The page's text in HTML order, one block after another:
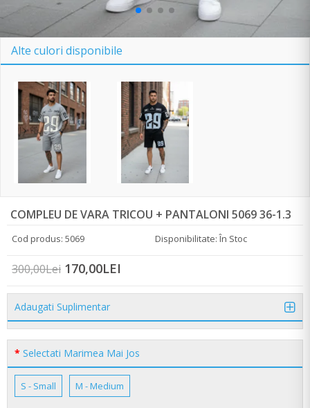
Alte culori disponibile
COMPLEU DE VARA TRICOU + PANTALONI 5069 36-1.3
Cod produs: 5069 Disponibilitate: În Stoc
300,00Lei 170,00LEI
Adaugati Suplimentar
Selectati Marimea Mai Jos
S - Small M - Medium